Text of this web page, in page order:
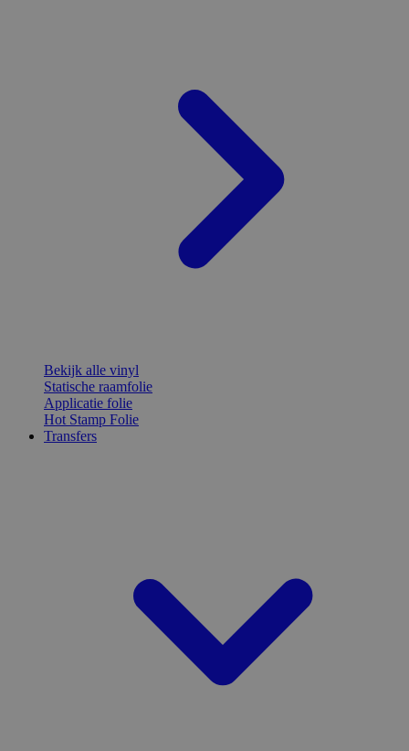
Bekijk alle vinyl
Statische raamfolie
Applicatie folie
Hot Stamp Folie
Transfers